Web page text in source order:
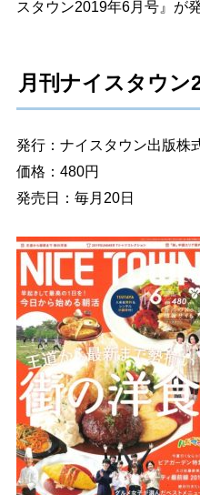
スタウン2019年6月号』が
月刊ナイスタウン
発行：ナイスタウン出版株
価格：480円
発売日：毎月20日